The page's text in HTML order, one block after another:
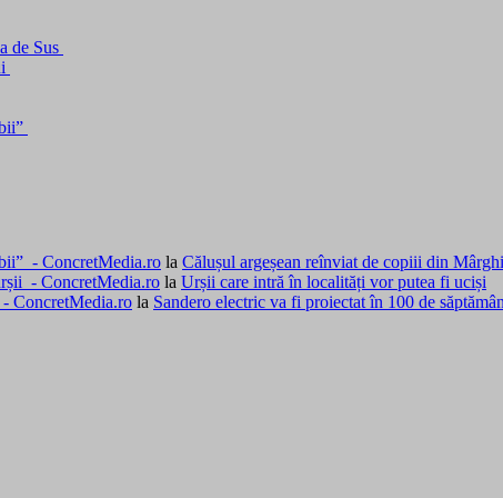
de Sus
- ConcretMedia.ro la Călușul argeșean reînviat de copiii din
- ConcretMedia.ro la Urșii care intră în localități vor putea fi uciși
ConcretMedia.ro la Sandero electric va fi proiectat în 100 de